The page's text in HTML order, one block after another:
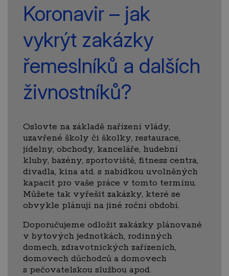
Koronavir – jak
vykrýt zakázky
řemeslníků a dalších
živnostníků?
Oslovte na základě nařízení vlády,
uzavřené školy či školky, restaurace,
jídelny, obchody, kanceláře, hudební
kluby, bazény, sportoviště, fitness centra,
divadla, kina atd. s nabídkou uvolněných
kapacit pro vaše práce v tomto termínu.
Můžete tak vyřešit zakázky, které se
obvykle plánují na jiné roční období.
Doporučujeme odložit zakázky plánované
v bytových jednotkách, rodinných
domech, zdravotnických zařízeních,
domovech důchodců a domovech
s pečovatelskou službou apod.